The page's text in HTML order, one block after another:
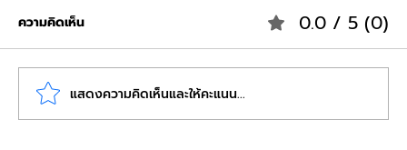
ความคิดเห็น 0.0 / 5 (0)
แสดงความคิดเห็นและให้คะแนน...